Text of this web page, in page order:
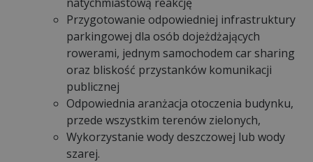
Przygotowanie odpowiedniej infrastruktury
parkingowej dla osób dojeżdżających
rowerami, jednym samochodem car sharing
oraz bliskość przystanków komunikacji
publicznej
Odpowiednia aranżacja otoczenia budynku,
przede wszystkim terenów zielonych,
Wykorzystanie wody deszczowej lub wody
szarej.